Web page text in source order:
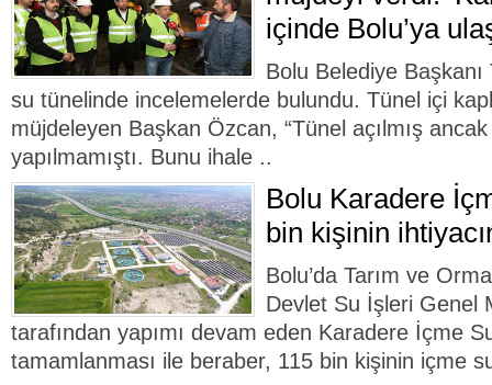
içinde Bolu’ya
Bolu Belediye
su tünelinde incelemelerde bulundu. Tünel içi
müjdeleyen Başkan Özcan, “Tünel açılmış
yapılmamıştı. Bunu ihale ..
Bolu Karadere
bin kişinin
Bolu’da Tarım ve
Devlet Su İşleri Genel
tarafından yapımı devam eden Karadere İçme
tamamlanması ile beraber, 115 bin kişinin içme